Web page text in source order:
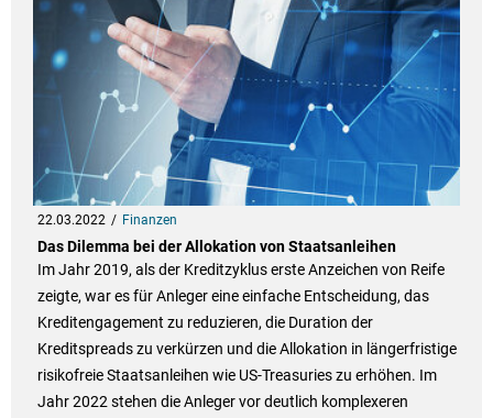
22.03.2022 Finanzen
Das Dilemma bei der Allokation von Staatsanleihen
Im Jahr 2019, als der Kreditzyklus erste Anzeichen von Reife
zeigte, war es für Anleger eine einfache Entscheidung, das
Kreditengagement zu reduzieren, die Duration der
Kreditspreads zu verkürzen und die Allokation in längerfristige
risikofreie Staatsanleihen wie US-Treasuries zu erhöhen. Im
Jahr 2022 stehen die Anleger vor deutlich komplexeren